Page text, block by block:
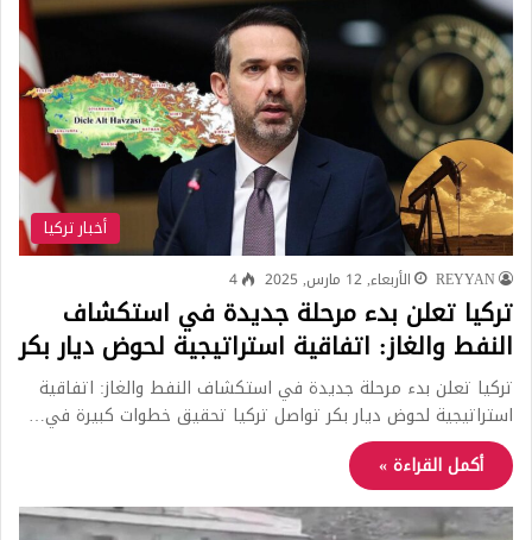
أخبار تركيا
REYYAN الأربعاء, 12 مارس, 2025 4
تركيا تعلن بدء مرحلة جديدة في استكشاف
النفط والغاز: اتفاقية استراتيجية لحوض ديار بكر
تركيا تعلن بدء مرحلة جديدة في استكشاف النفط والغاز: اتفاقية
استراتيجية لحوض ديار بكر تواصل تركيا تحقيق خطوات كبيرة في…
أكمل القراءة »